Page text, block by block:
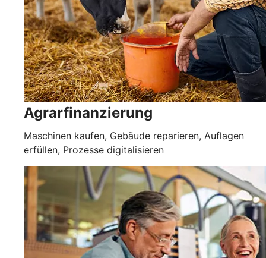
Agrarfinanzierung
Maschinen kaufen, Gebäude reparieren, Auflagen
erfüllen, Prozesse digitalisieren